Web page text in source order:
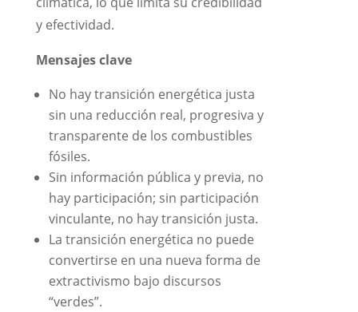
y efectividad.
Mensajes clave
No hay transición energética justa
sin una reducción real, progresiva y
transparente de los combustibles
fósiles.
Sin información pública y previa, no
hay participación; sin participación
vinculante, no hay transición justa.
La transición energética no puede
convertirse en una nueva forma de
extractivismo bajo discursos
“verdes”.